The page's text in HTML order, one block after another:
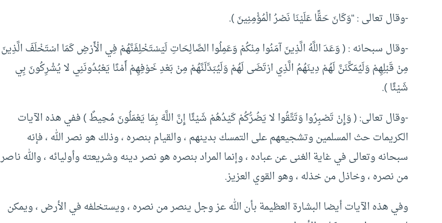
-وقال تعالى : “وَكَانَ حَقًّا عَلَيْنَا نَصْرُ الْمُؤْمِنِينَ ).
-وقال سبحانه : ( وَعَدَ اللَّهُ الَّذِينَ آمَنُوا مِنْكُمْ وَعَمِلُوا الصَّالِحَاتِ لَيَسْتَخْلِفَنَّهُمْ فِي الْأَرْضِ كَمَا اسْتَخْلَفَ الَّذِينَ
مِنْ قَبْلِهِمْ وَلَيُمَكِّنَنَّ لَهُمْ دِينَهُمُ الَّذِي ارْتَضَى لَهُمْ وَلَيُبَدِّلَنَّهُمْ مِنْ بَعْدِ خَوْفِهِمْ أَمْنًا يَعْبُدُونَنِي لا يُشْرِكُونَ بِي
شَيْئًا ).
-وقال تعالى: ( وَإِنْ تَصْبِرُوا وَتَتَّقُوا لا يَضُرُّكُمْ كَيْدُهُمْ شَيْئًا إِنَّ اللَّهَ بِمَا يَعْمَلُونَ مُحِيطٌ ) ففي هذه الآيات
الكريمات حث المسلمين وتشجيعهم على التمسك بدينهم ، والقيام بنصره ، وذلك هو نصر الله ، فإنه
سبحانه وتعالى في غاية الغنى عن عباده ، وإنما المراد بنصره هو نصر دينه وشريعته وأوليائه ، والله ناصر
من نصره ، وخاذل من خذله ، وهو القوي العزيز.
وفي هذه الآيات أيضا البشارة العظيمة بأن الله عز وجل ينصر من نصره ، ويستخلفه في الأرض ، ويمكن